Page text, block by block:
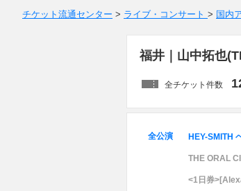
チケット流通センター > ライブ・コンサート > 国内
福井｜山中拓也
全チケット件数
全公演 HEY-SMITH
THE ORAL
<1日券